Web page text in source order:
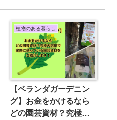
植物のある暮らし
【ベランダガーデニン
グ】お金をかけるなら
どの園芸資材？究極の